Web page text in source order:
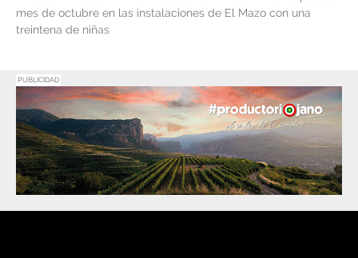
mes de octubre en las instalaciones de El Mazo con una
treintena de niñas
PUBLICIDAD